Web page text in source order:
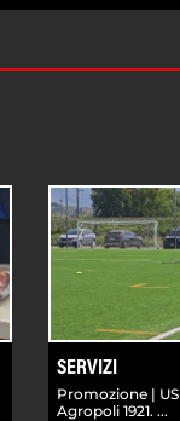
SERVIZI
Promozione | US
Agropoli 1921. ...